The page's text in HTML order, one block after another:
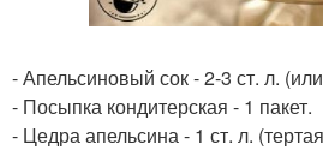
- Апельсиновый сок - 2-3 ст. л.
- Посыпка кондитерская - 1 пакет.
- Цедра апельсина - 1 ст. л.